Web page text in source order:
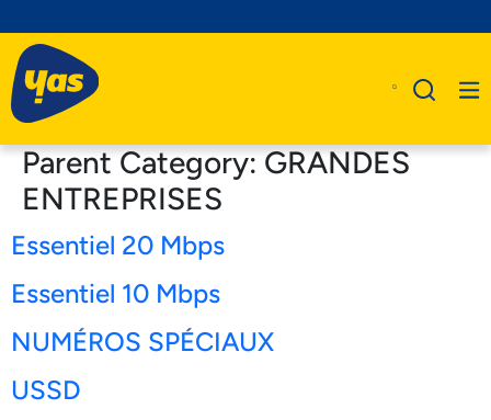
A Propos De Nous
Produits
Business
Parent Category:GRANDES
ENTREPRISES
Essentiel 20 Mbps
Essentiel 10 Mbps
NUMÉROS SPÉCIAUX
USSD